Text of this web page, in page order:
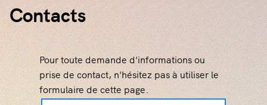
Contacts
Pour toute demande d'informations ou
prise de contact, n'hésitez pas à utiliser le
formulaire de cette page.